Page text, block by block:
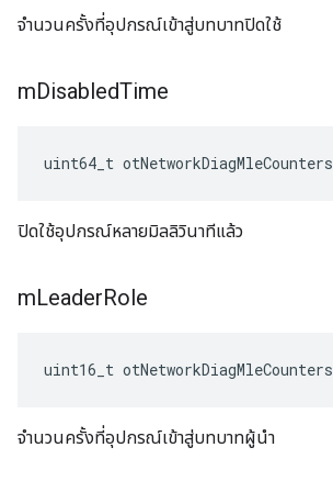
จำนวนครั้งที่อุปกรณ์เข้าสู่บทบาทปิดใช้
mDisabledTime
uint64_t otNetworkDiagMleCounters
ปิดใช้อุปกรณ์หลายมิลลิวินาทีแล้ว
mLeaderRole
uint16_t otNetworkDiagMleCounters
จำนวนครั้งที่อุปกรณ์เข้าสู่บทบาทผู้นำ